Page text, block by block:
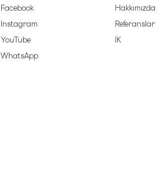
Facebook
Instagram
YouTube
WhatsApp
Hakkımızda
Referanslar
İK